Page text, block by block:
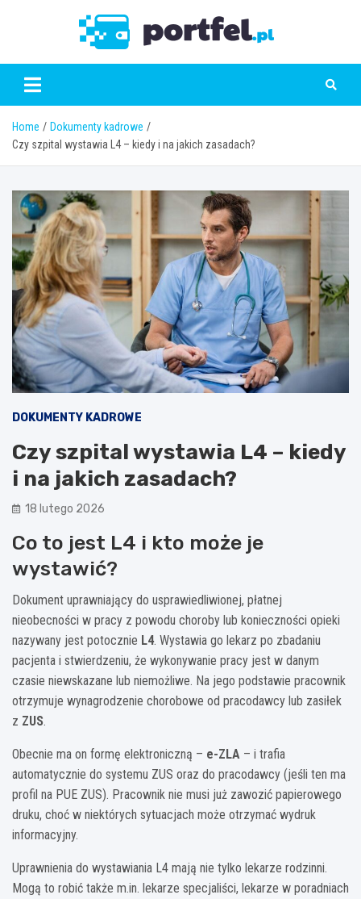
Home
Dokumenty kadrowe
Czy szpital wystawia L4 – kiedy i na jakich zasadach?
DOKUMENTY KADROWE
Czy szpital wystawia L4 – kiedy
i na jakich zasadach?
18 lutego 2026
Co to jest L4 i kto może je
wystawić?
Dokument uprawniający do usprawiedliwionej, płatnej
nieobecności w pracy z powodu choroby lub konieczności opieki
nazywany jest potocznie L4. Wystawia go lekarz po zbadaniu
pacjenta i stwierdzeniu, że wykonywanie pracy jest w danym
czasie niewskazane lub niemożliwe. Na jego podstawie pracownik
otrzymuje wynagrodzenie chorobowe od pracodawcy lub zasiłek
z ZUS.
Obecnie ma on formę elektroniczną – e-ZLA – i trafia
automatycznie do systemu ZUS oraz do pracodawcy (jeśli ten ma
profil na PUE ZUS). Pracownik nie musi już zawozić papierowego
druku, choć w niektórych sytuacjach może otrzymać wydruk
informacyjny.
Uprawnienia do wystawiania L4 mają nie tylko lekarze rodzinni.
Mogą to robić także m.in. lekarze specjaliści, lekarze w poradniach